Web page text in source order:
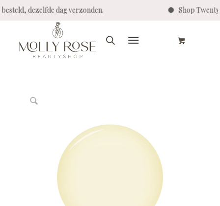
dezelfde dag verzonden. Shop Twenty